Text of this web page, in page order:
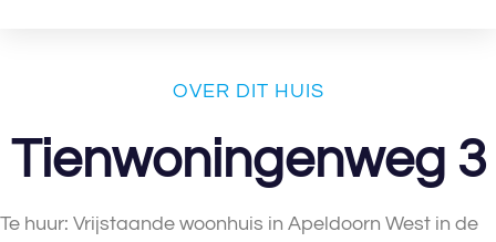
OVER DIT HUIS
Tienwoningenweg 3
Te huur: Vrijstaande woonhuis in Apeldoorn West in de